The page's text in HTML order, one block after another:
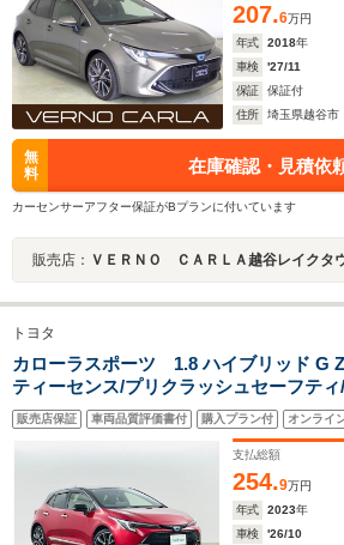
207.6万円
年式
2018年
車検
'27/11
保証
保証付
住所
埼玉県越谷市
無
料
在庫確認・見積依
カーセンサーアフター保証がBプランに付いています
販売店： ＶＥＲＮＯ ＣＡＲＬＡ越谷レイクタウン店 （ベルノカ
トヨタ
カローラスポーツ 1.8 ハイブリッド G
ティーセンス/プリクラッシュセーフテ
フルセグTV/ヘッドアップディスプレイ/
ートヒーター(D/N)/ETC2.0/ステアリング
販売店保証 車両品質評価書付 購入プラン付 オンライ
支払総額
254.9万円
年式
2023年
車検
'26/10